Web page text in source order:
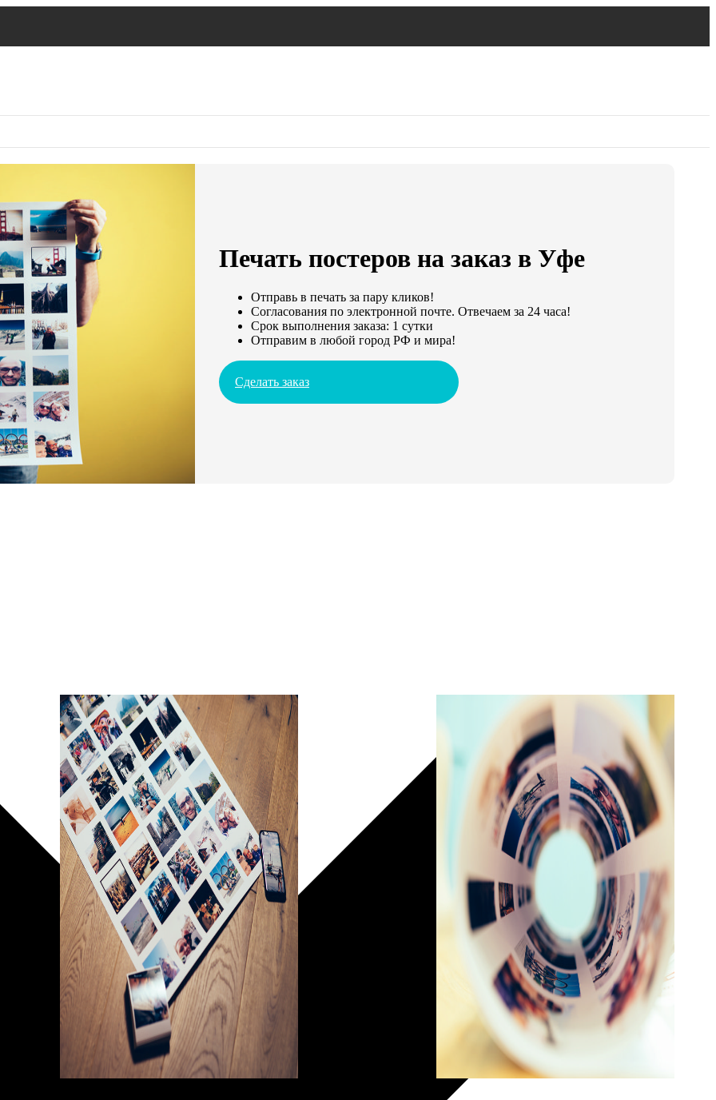
Печать постеров на заказ в Уфе
Отправь в печать за пару кликов!
Согласования по электронной почте. Отвечаем за 24 часа!
Срок выполнения заказа: 1 сутки
Отправим в любой город РФ и мира!
Сделать заказ